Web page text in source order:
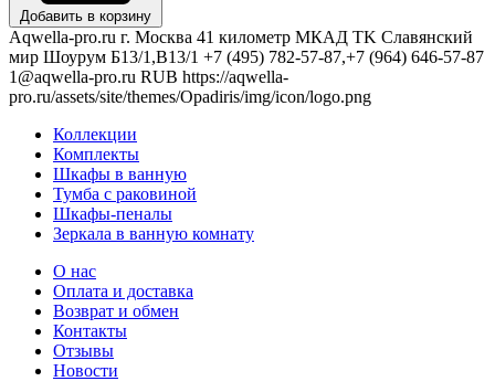
Добавить в корзину
Aqwella-pro.ru г. Москва 41 километр МКАД TK Славянский
мир Шоурум Б13/1,В13/1 +7 (495) 782-57-87,+7 (964) 646-57-87
1@aqwella-pro.ru RUB https://aqwella-
pro.ru/assets/site/themes/Opadiris/img/icon/logo.png
Коллекции
Комплекты
Шкафы в ванную
Тумба с раковиной
Шкафы-пеналы
Зеркала в ванную комнату
О нас
Оплата и доставка
Возврат и обмен
Контакты
Отзывы
Новости